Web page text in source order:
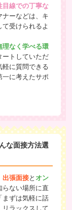
目線での丁寧な
ーなどは、キ
受けられるよ
理なく学べる環
ートしていただ
に質問できる
に考えたサポ
な面接方法選
出張面接と オン
ない場所に直
まずは気軽に話
ラックスして